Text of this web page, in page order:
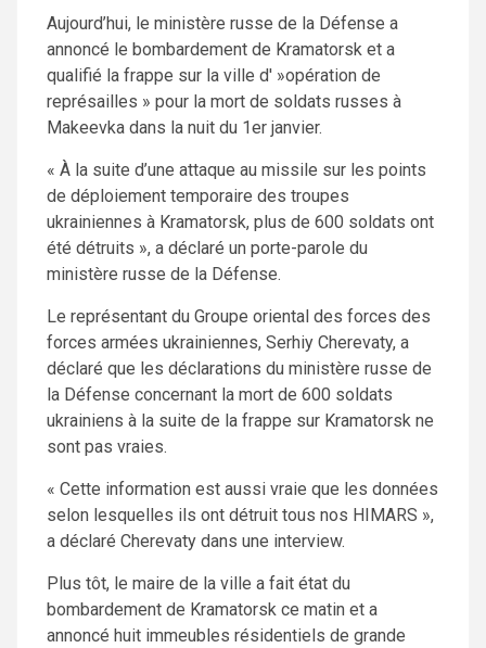
Aujourd’hui, le ministère russe de la Défense a
annoncé le bombardement de Kramatorsk et a
qualifié la frappe sur la ville d' »opération de
représailles » pour la mort de soldats russes à
Makeevka dans la nuit du 1er janvier.
« À la suite d’une attaque au missile sur les points
de déploiement temporaire des troupes
ukrainiennes à Kramatorsk, plus de 600 soldats ont
été détruits », a déclaré un porte-parole du
ministère russe de la Défense.
Le représentant du Groupe oriental des forces des
forces armées ukrainiennes, Serhiy Cherevaty, a
déclaré que les déclarations du ministère russe de
la Défense concernant la mort de 600 soldats
ukrainiens à la suite de la frappe sur Kramatorsk ne
sont pas vraies.
« Cette information est aussi vraie que les données
selon lesquelles ils ont détruit tous nos HIMARS »,
a déclaré Cherevaty dans une interview.
Plus tôt, le maire de la ville a fait état du
bombardement de Kramatorsk ce matin et a
annoncé huit immeubles résidentiels de grande